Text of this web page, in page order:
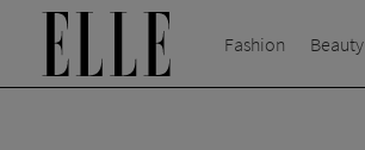
Fashion Beauty